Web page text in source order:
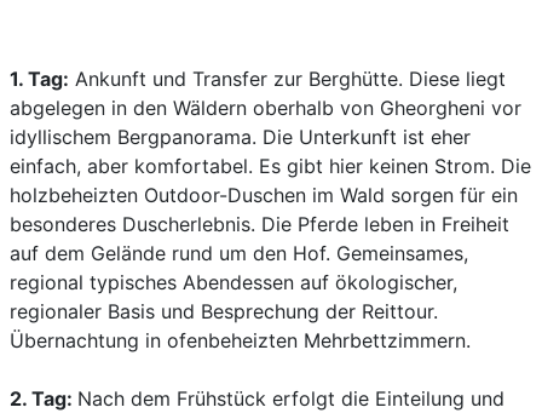
1. Tag: Ankunft und Transfer zur Berghütte. Diese liegt
abgelegen in den Wäldern oberhalb von Gheorgheni vor
idyllischem Bergpanorama. Die Unterkunft ist eher
einfach, aber komfortabel. Es gibt hier keinen Strom. Die
holzbeheizten Outdoor-Duschen im Wald sorgen für ein
besonderes Duscherlebnis. Die Pferde leben in Freiheit
auf dem Gelände rund um den Hof. Gemeinsames,
regional typisches Abendessen auf ökologischer,
regionaler Basis und Besprechung der Reittour.
Übernachtung in ofenbeheizten Mehrbettzimmern.
2. Tag: Nach dem Frühstück erfolgt die Einteilung und